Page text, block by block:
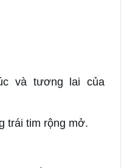
và tương lai của
trái tim rộng mở.